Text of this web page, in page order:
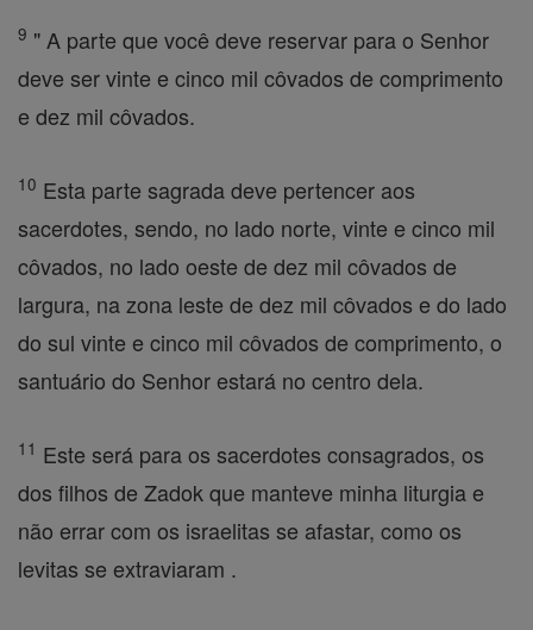
9 " A parte que você deve reservar para o Senhor
deve ser vinte e cinco mil côvados de comprimento
e dez mil côvados.
10 Esta parte sagrada deve pertencer aos
sacerdotes, sendo, no lado norte, vinte e cinco mil
côvados, no lado oeste de dez mil côvados de
largura, na zona leste de dez mil côvados e do lado
do sul vinte e cinco mil côvados de comprimento, o
santuário do Senhor estará no centro dela.
11 Este será para os sacerdotes consagrados, os
dos filhos de Zadok que manteve minha liturgia e
não errar com os israelitas se afastar, como os
levitas se extraviaram .